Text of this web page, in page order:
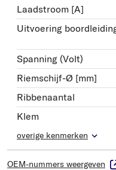
Laadstroom [A]
Uitvoering
Spanning (Volt)
Riemschijf-Ø [mm]
Ribbenaantal
Klem
overige kenmerken
OEM-nummers weergeven